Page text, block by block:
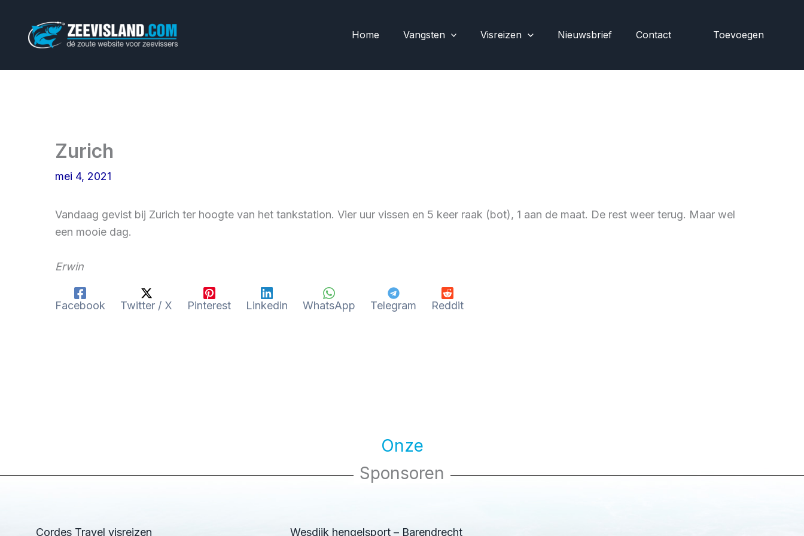
Home Vangsten Visreizen Nieuwsbrief Contact Toevoegen
Zurich
mei 4, 2021
Vandaag gevist bij Zurich ter hoogte van het tankstation. Vier uur vissen en 5 keer raak (bot), 1 aan de maat. De rest weer terug. Maar wel
een mooie dag.
Erwin
Facebook Twitter / X Pinterest Linkedin WhatsApp Telegram Reddit
Onze
Sponsoren
Cordes Travel visreizen Wesdijk hengelsport – Barendrecht